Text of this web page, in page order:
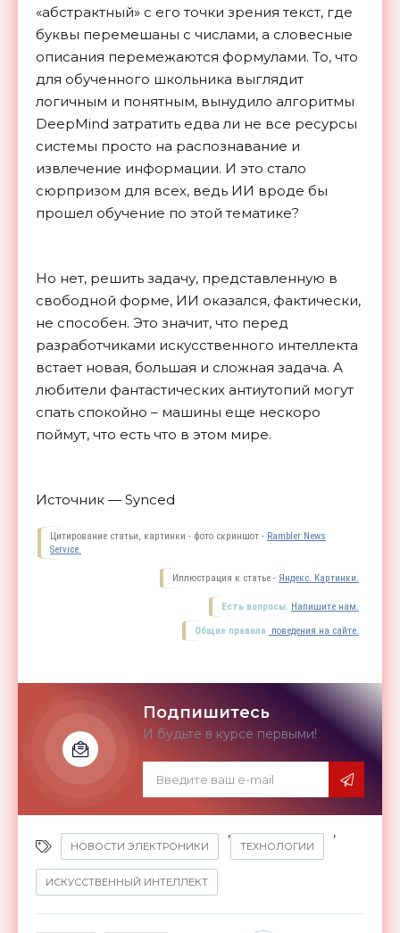
«абстрактный» с его точки зрения текст, где
буквы перемешаны с числами, а словесные
описания перемежаются формулами. То, что
для обученного школьника выглядит
логичным и понятным, вынудило алгоритмы
DeepMind затратить едва ли не все ресурсы
системы просто на распознавание и
извлечение информации. И это стало
сюрпризом для всех, ведь ИИ вроде бы
прошел обучение по этой тематике?
Но нет, решить задачу, представленную в
свободной форме, ИИ оказался, фактически,
не способен. Это значит, что перед
разработчиками искусственного интеллекта
встает новая, большая и сложная задача. А
любители фантастических антиутопий могут
спать спокойно – машины еще нескоро
поймут, что есть что в этом мире.
Источник — Synced
Цитирование статьи, картинки - фото скриншот - Rambler News
Service.
Иллюстрация к статье - Яндекс. Картинки.
Есть вопросы. Напишите нам.
Общие правила поведения на сайте.
Подпишитесь
И будьте в курсе первыми!
НОВОСТИ ЭЛЕКТРОНИКИ
,
ТЕХНОЛОГИИ
,
ИСКУССТВЕННЫЙ ИНТЕЛЛЕКТ